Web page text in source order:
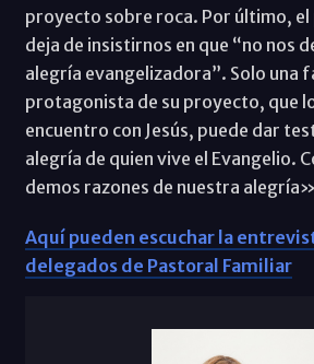
proyecto sobre roca. Por último, el
deja de insistirnos en que “no nos
alegría evangelizadora”. Solo una
protagonista de su proyecto, que
encuentro con Jesús, puede dar
alegría de quien vive el Evangelio.
demos razones de nuestra
Aquí pueden escuchar la
delegados de Pastoral Familiar